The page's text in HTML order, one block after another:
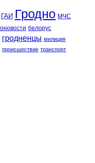
ГАИ Гродно МЧС
белорус
гродненцы милиция
происшествие транспорт